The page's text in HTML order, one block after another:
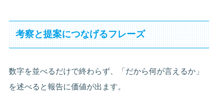
考察と提案につなげるフレーズ
数字を並べるだけで終わらず、「だから何が言えるか」
を述べると報告に価値が出ます。